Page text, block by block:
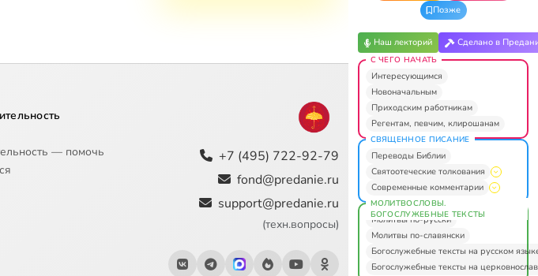
— помочь
+7 (495) 722-92-79
fond@predanie.ru
support@predanie.ru
(техн.вопросы)
Позже
Наш лекторий Сделано в
С ЧЕГО НАЧАТЬ
Интересующимся
Новоначальным
Приходским работникам
Регентам, певчим, клирошанам
СВЯЩЕННОЕ ПИСАНИЕ
Переводы Библии
Святоотеческие толкования
Современные комментарии
МОЛИТВОСЛОВЫ.
БОГОСЛУЖЕБНЫЕ ТЕКСТЫ
Молитвы по-русски
Молитвы по-славянски
Богослужебные тексты на русском
Богослужебные тексты на